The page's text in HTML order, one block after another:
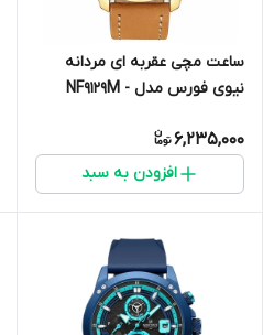
ساعت مچی عقربه ای مردانه
نیوی فورس مدل NF9129M -
6,235,000
افزودن به سبد